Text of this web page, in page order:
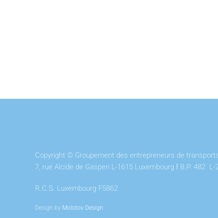
Copyright © Groupement des entrepreneurs de
7, rue Alcide de Gasperi L-1615 Luxembourg
B.P. 482 L-
R.C.S. Luxembourg F5862
Design by Molotov Design